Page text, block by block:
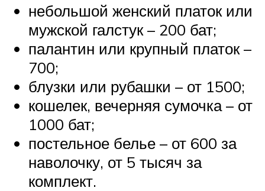
небольшой женский платок или
мужской галстук – 200 бат;
палантин или крупный платок –
700;
блузки или рубашки – от 1500;
кошелек, вечерняя сумочка – от
1000 бат;
постельное белье – от 600 за
наволочку, от 5 тысяч за
комплект.